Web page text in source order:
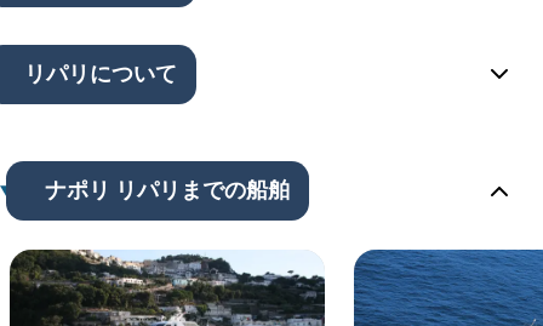
リパリについて
ナポリ リパリまでの船舶